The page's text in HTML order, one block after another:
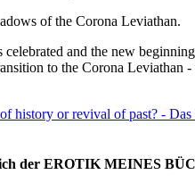
of the Corona Leviathan.
celebrated and the new
to the Corona Leviathan
history or revival of past? -
der EROTIK MEINES